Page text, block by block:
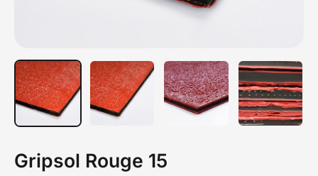
Gripsol Rouge 15